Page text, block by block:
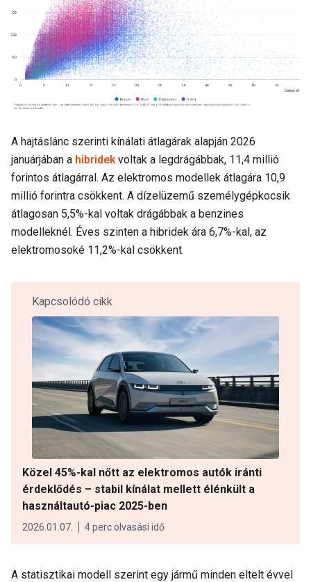
A hajtáslánc szerinti kínálati átlagárak alapján 2026
januárjában a hibridekvoltak a legdrágábbak, 11,4 millió
forintos átlagárral. Az elektromos modellek átlagára 10,9
millió forintra csökkent. A dízelüzemű személygépkocsik
átlagosan 5,5%-kal voltak drágábbak a benzines
modelleknél. Éves szinten a hibridek ára 6,7%-kal, az
elektromosoké 11,2%-kal csökkent.
Kapcsolódó cikk
Közel 45%-kal nőtt az elektromos autók iránti
érdeklődés – stabil kínálat mellett élénkült a
használtautó-piac 2025-ben
2026.01.07. 4 perc olvasási idő
A statisztikai modell szerint egy jármű minden eltelt évvel